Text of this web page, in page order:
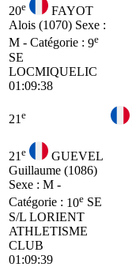
20e
FAYOT
Alois (1070) Sexe :
M - Catégorie : 9e
SE
LOCMIQUELIC
01:09:38
21 e
21 e
GUEVEL
Guillaume (1086)
Sexe : M -
Catégorie : 10e SE
S/L LORIENT
ATHLETISME
CLUB
01:09:39